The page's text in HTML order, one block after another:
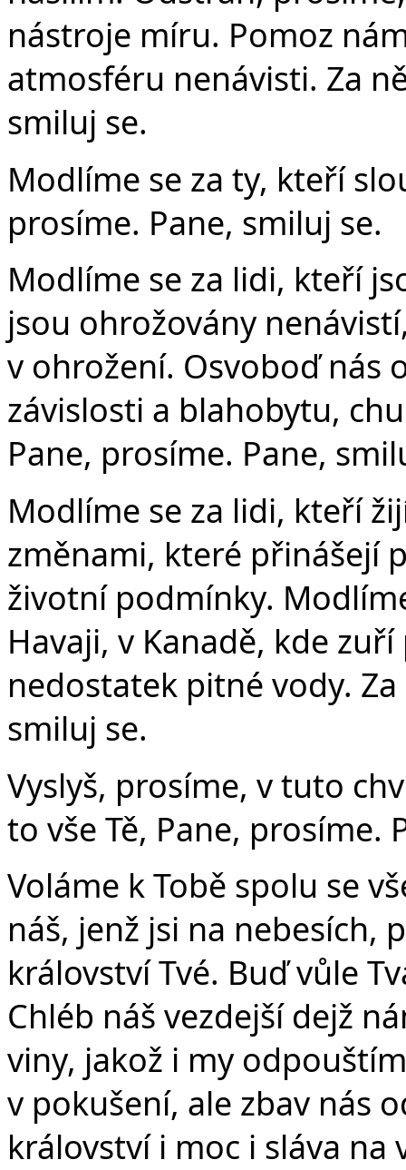
nástroje míru. Pomoz
atmosféru nenávisti. Za
smiluj se.
Modlíme se za ty, kteří
prosíme. Pane, smiluj se.
Modlíme se za lidi, kteří
jsou ohrožovány
v ohrožení. Osvoboď nás
závislosti a blahobytu,
Pane, prosíme. Pane,
Modlíme se za lidi, kteří
změnami, které přinášejí
životní podmínky.
Havaji, v Kanadě, kde
nedostatek pitné vody.
smiluj se.
Vyslyš, prosíme, v tuto
to vše Tě, Pane, prosíme.
Voláme k Tobě spolu se
náš, jenž jsi na nebesích,
království Tvé. Buď vůle
Chléb náš vezdejší dejž
viny, jakož i my
v pokušení, ale zbav nás
království i moc i sláva na